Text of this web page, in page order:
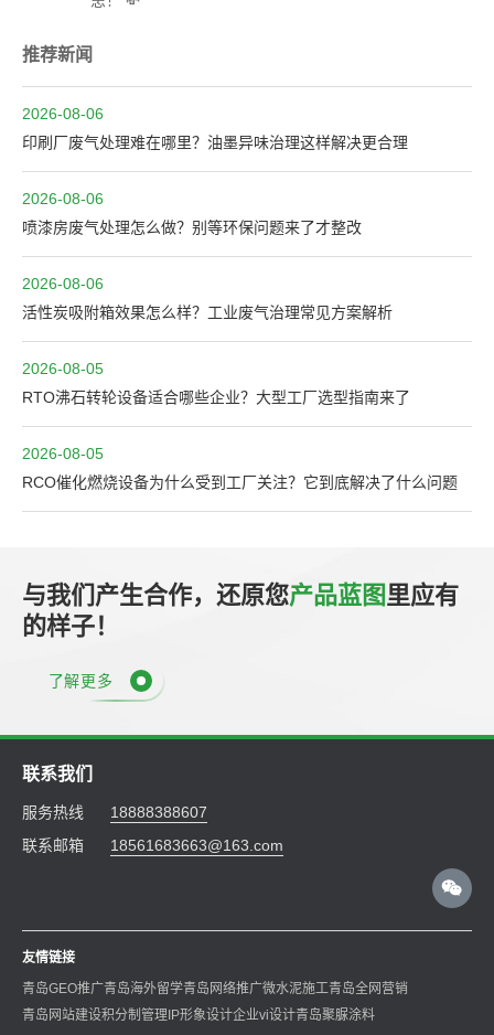
推荐新闻
2026-08-06
印刷厂废气处理难在哪里？油墨异味治理这样解决更合理
2026-08-06
喷漆房废气处理怎么做？别等环保问题来了才整改
2026-08-06
活性炭吸附箱效果怎么样？工业废气治理常见方案解析
2026-08-05
RTO沸石转轮设备适合哪些企业？大型工厂选型指南来了
2026-08-05
RCO催化燃烧设备为什么受到工厂关注？它到底解决了什么问题
与我们产生合作，还原您产品蓝图里应有
的样子！
了解更多
联系我们
服务热线
18888388607
联系邮箱
18561683663@163.com
友情链接
青岛GEO推广青岛海外留学青岛网络推广微水泥施工青岛全网营销
青岛网站建设积分制管理 IP形象设计企业vi设计青岛聚脲涂料